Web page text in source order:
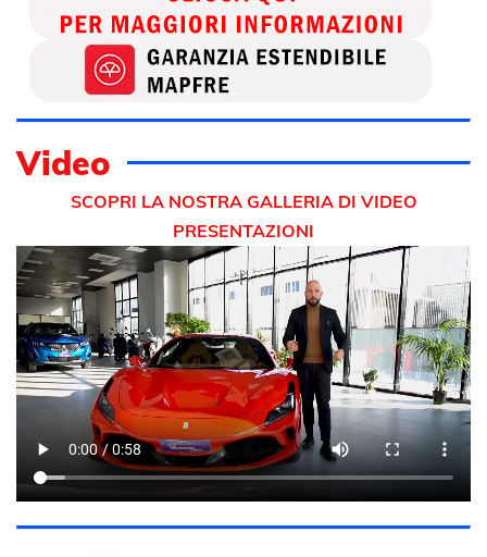
Video
SCOPRI LA NOSTRA GALLERIA DI VIDEO
PRESENTAZIONI